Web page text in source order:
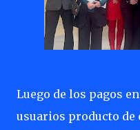
Luego de los pagos
usuarios producto